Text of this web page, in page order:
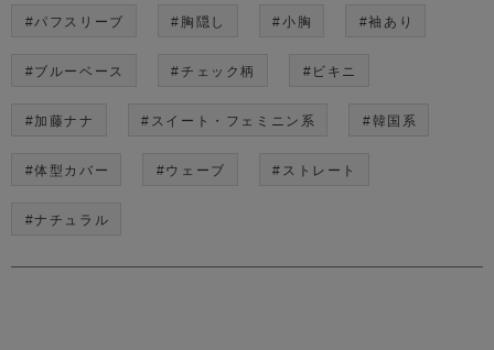
#パフスリーブ #胸隠し #小胸 #袖あり
#ブルーベース #チェック柄 #ビキニ
#加藤ナナ #スイート・フェミニン系 #韓国系
#体型カバー #ウェーブ #ストレート
#ナチュラル